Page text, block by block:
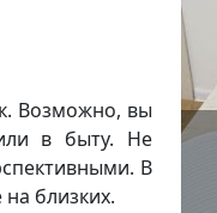
Возможно, вы
в быту. Не
В
близких.